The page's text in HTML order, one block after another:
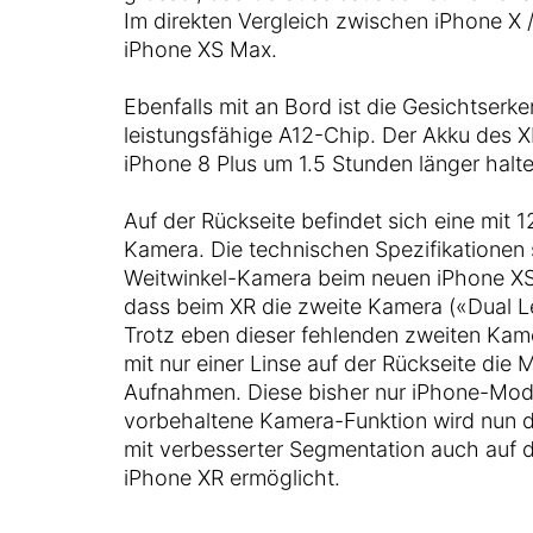
Im direkten Vergleich zwischen iPhone X
iPhone XS Max.
Ebenfalls mit an Bord ist die
leistungsfähige A12-Chip. Der Akku des
iPhone 8 Plus um 1.5 Stunden länger
Auf der Rückseite befindet sich eine mit
Kamera. Die technischen
Weitwinkel-Kamera beim neuen iPhone
dass beim XR die zweite Kamera («Dual
Trotz eben dieser fehlenden zweiten
mit nur einer Linse auf der Rückseite die
Aufnahmen. Diese bisher nur iPhone-
vorbehaltene Kamera-Funktion wird nun
mit verbesserter Segmentation auch auf
iPhone XR ermöglicht.